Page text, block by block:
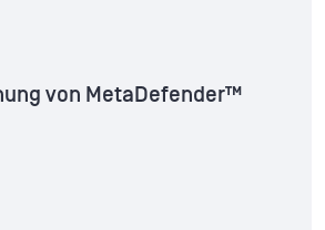
von MetaDefender™